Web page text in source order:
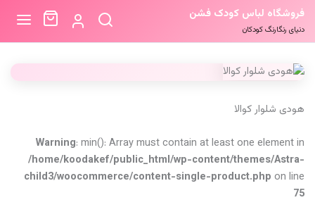
فروشگاه لباس کودک فشن
دنیای رنگارنگ کودکان
هودی شلوار کوالا
Warning: min(): Array must contain at least one element in
/home/koodakef/public_html/wp-content/themes/Astra-
child3/woocommerce/content-single-product.php on line
75